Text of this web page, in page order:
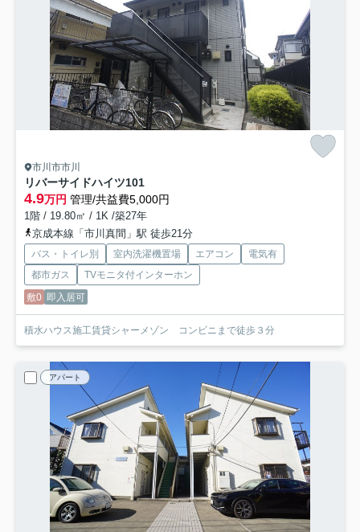
市川市市川
リバーサイドハイツ101
4.9万円 管理/共益費5,000円
1階 / 19.80㎡ / 1K /築27年
京成本線「市川真間」駅 徒歩21分
バス・トイレ別 室内洗濯機置場 エアコン
電気有
都市ガス
TVモニタ付インターホン
敷0 即入居可
積水ハウス施工賃貸シャーメゾン コンビニまで徒歩３分
アパート